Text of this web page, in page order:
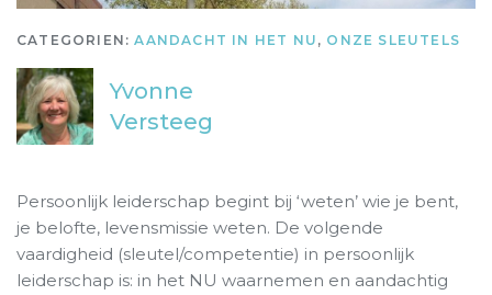
CATEGORIEN:AANDACHT IN HET NU , ONZE SLEUTELS
Yvonne
Versteeg
Persoonlijk leiderschap begint bij ‘weten’ wie je bent,
je belofte, levensmissie weten. De volgende
vaardigheid (sleutel/competentie) in persoonlijk
leiderschap is: in het NU waarnemen en aandachtig